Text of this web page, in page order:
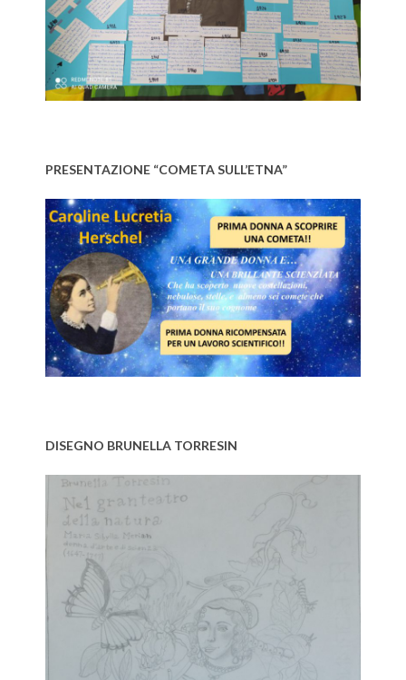
PRESENTAZIONE “COMETA SULL’ETNA”
DISEGNO BRUNELLA TORRESIN